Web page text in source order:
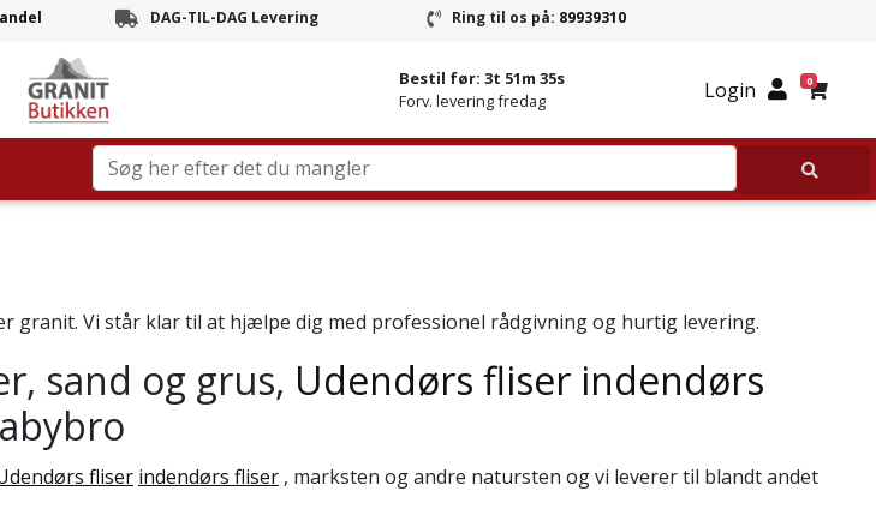
Vi står klar til at hjælpe dig med professionel rådgivning og hurtig levering.
sand og grus, Udendørs fliser indendørs
fliser indendørs fliser , marksten og andre natursten og vi leverer til blandt andet
Branchens hurtigste levering
DAG-TIL-DAG Levering Ring til Granitbutikken 89939310
Ring til os på: 89939310
Bestil før: 3t 51m 35s
Forv. levering fredag
Login 0